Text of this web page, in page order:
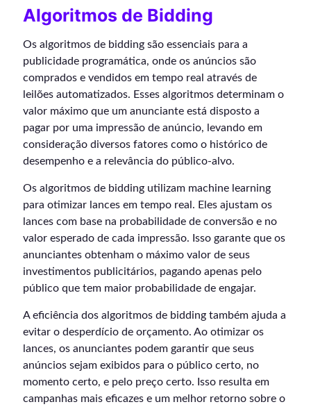
Algoritmos de Bidding
Os algoritmos de bidding são essenciais para a
publicidade programática, onde os anúncios são
comprados e vendidos em tempo real através de
leilões automatizados. Esses algoritmos determinam o
valor máximo que um anunciante está disposto a
pagar por uma impressão de anúncio, levando em
consideração diversos fatores como o histórico de
desempenho e a relevância do público-alvo.
Os algoritmos de bidding utilizam machine learning
para otimizar lances em tempo real. Eles ajustam os
lances com base na probabilidade de conversão e no
valor esperado de cada impressão. Isso garante que os
anunciantes obtenham o máximo valor de seus
investimentos publicitários, pagando apenas pelo
público que tem maior probabilidade de engajar.
A eficiência dos algoritmos de bidding também ajuda a
evitar o desperdício de orçamento. Ao otimizar os
lances, os anunciantes podem garantir que seus
anúncios sejam exibidos para o público certo, no
momento certo, e pelo preço certo. Isso resulta em
campanhas mais eficazes e um melhor retorno sobre o